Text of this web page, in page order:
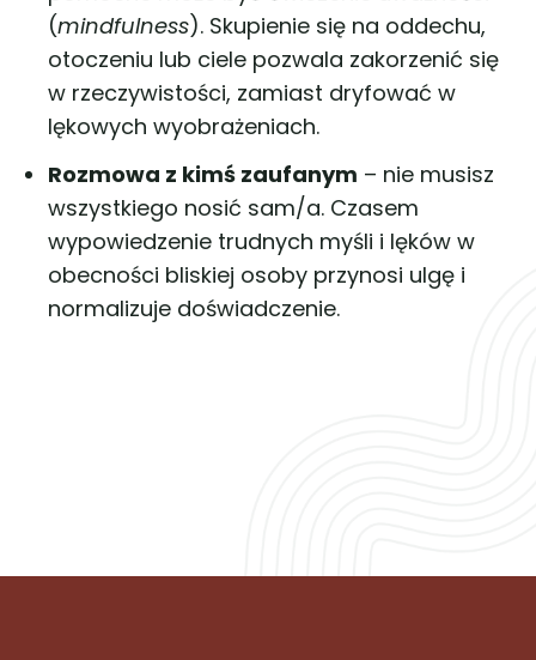
(mindfulness). Skupienie się na oddechu,
otoczeniu lub ciele pozwala zakorzenić się
w rzeczywistości, zamiast dryfować w
lękowych wyobrażeniach.
Rozmowa z kimś zaufanym – nie musisz
wszystkiego nosić sam/a. Czasem
wypowiedzenie trudnych myśli i lęków w
obecności bliskiej osoby przynosi ulgę i
normalizuje doświadczenie.